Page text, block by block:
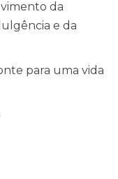
da
e da
para uma vida